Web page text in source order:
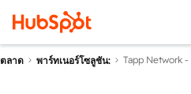
ตลาด พาร์ทเนอร์โซลูชัน: Tapp Network